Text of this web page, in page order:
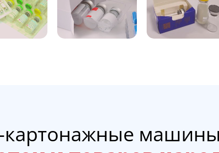
картонажные машины